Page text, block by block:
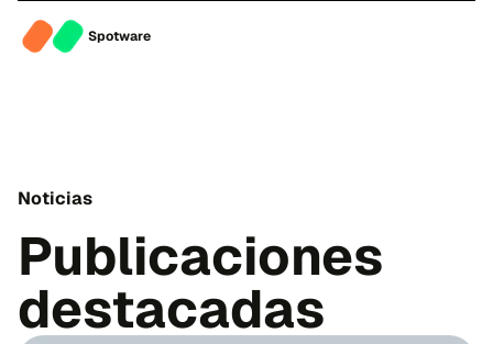
Spotware
Noticias
Publicaciones
destacadas